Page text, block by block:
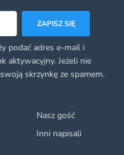
Nasz gość
Inni napisali
ZAPISZ SIĘ
podać adres e-mail i
aktywacyjny. Jeżeli nie
skrzynkę ze spamem.